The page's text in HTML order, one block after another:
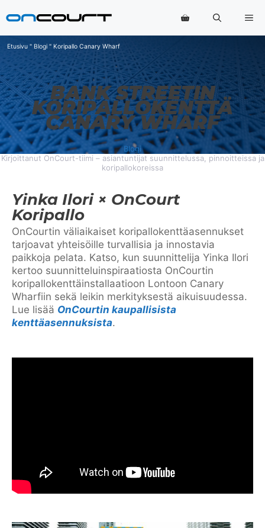
sisältöön
Etusivu " Blogi " Koripallo Canary Wharf
BANK STREETIN
KORIPALLOKENTTÄ
CANARY WHARF
Blogi
Kirjoittanut OnCourt-tiimi – asiantuntijat suunnittelussa, pinnoitteissa ja
koripallokoreissa
Yinka Ilori × OnCourt
Koripallo
OnCourtin väliaikaiset koripallokenttäasennukset
tarjoavat yhteisöille turvallisia ja innostavia
paikkoja pelata. Katso, kun suunnittelija Yinka Ilori
kertoo suunnitteluinspiraatiosta OnCourtin
koripallokenttäinstallaatioon Lontoon Canary
Wharfiin sekä leikin merkityksestä aikuisuudessa.
Lue lisää OnCourtin kaupallisista
kenttäasennuksista.